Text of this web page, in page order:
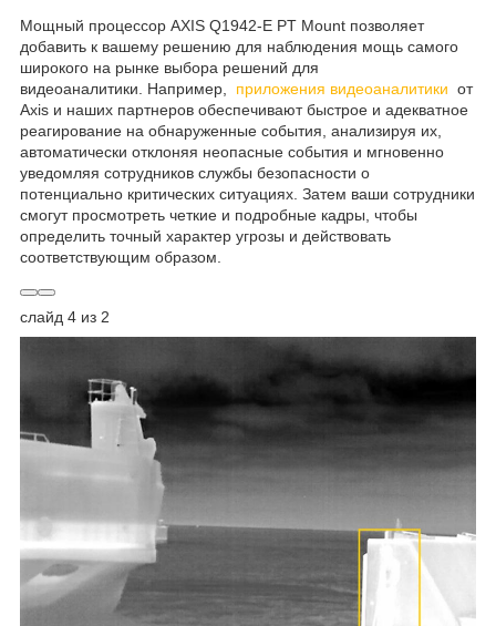
Мощный процессор AXIS Q1942-E PT Mount позволяет
добавить к вашему решению для наблюдения мощь самого
широкого на рынке выбора решений для
видеоаналитики. Например, приложения видеоаналитики от
Axis и наших партнеров обеспечивают быстрое и адекватное
реагирование на обнаруженные события, анализируя их,
автоматически отклоняя неопасные события и мгновенно
уведомляя сотрудников службы безопасности о
потенциально критических ситуациях. Затем ваши сотрудники
смогут просмотреть четкие и подробные кадры, чтобы
определить точный характер угрозы и действовать
соответствующим образом.
слайд 4 из 2